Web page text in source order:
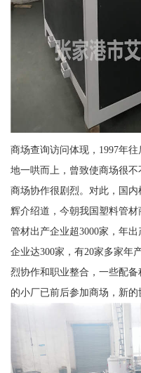
商场查询访问体现，1997年
地一哄而上，曾致使商场很不
商场协作很剧烈。对此，国
辉介绍道，今朝我国塑料管
管材出产企业超3000家，年
企业达300家，有20家多家年
烈协作和职业整合，一些配
的小厂已前后参加商场，新的